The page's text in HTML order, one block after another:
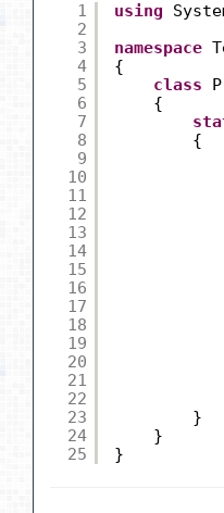
1
2
3
4
5
6
7
8
9
10
11
12
13
14
15
16
17
18
19
20
21
22
23
24
25
using
namespace
{
class
{
{
}
}
}